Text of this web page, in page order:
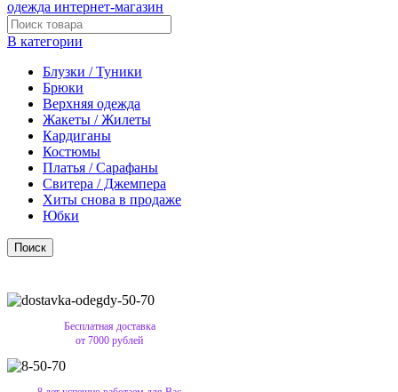
В категории
Блузки / Туники
Брюки
Верхняя одежда
Жакеты / Жилеты
Кардиганы
Костюмы
Платья / Сарафаны
Свитера / Джемпера
Хиты снова в продаже
Юбки
Поиск
Бесплатная доставка
от 7000 рублей